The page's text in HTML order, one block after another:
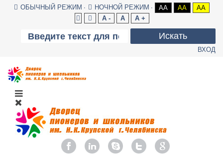
ОБЫЧНЫЙ РЕЖИМ НОЧНОЙ РЕЖИМ AA AA
AA
A -
A A +
Искать
ВХОД